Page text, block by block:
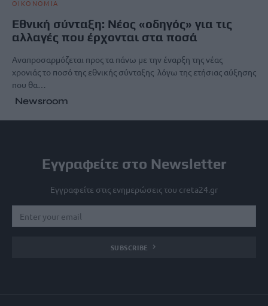
ΟΙΚΟΝΟΜΙΑ
Εθνική σύνταξη: Nέος «οδηγός» για τις
αλλαγές που έρχονται στα ποσά
Αναπροσαρμόζεται προς τα πάνω με την έναρξη της νέας
χρονιάς το ποσό της εθνικής σύνταξης λόγω της ετήσιας αύξησης
που θα…
Newsroom
Εγγραφείτε στο Newsletter
Εγγραφείτε στις ενημερώσεις του creta24.gr
SUBSCRIBE